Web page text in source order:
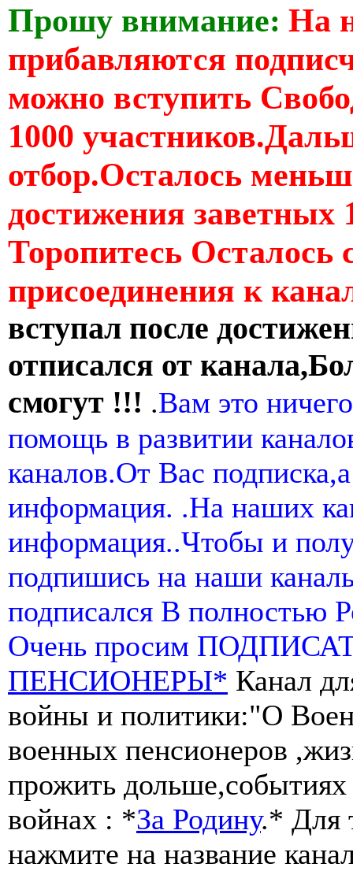
Прошу внимание: На
прибавляются
можно вступить
1000
отбор.Осталось
достижения заветных
Торопитесь Осталось
присоединения к
вступал после
отписался от
смогут !!! .Вам это
помощь в развитии
каналов.От Вас
информация. .На наших
информация..Чтобы и
подпишись на наши
подписался В полностью
Очень просим
ПЕНСИОНЕРЫ* Канал
войны и политики:"О
военных пенсионеров
прожить
войнах : *За Родину.* Для
нажмите на название